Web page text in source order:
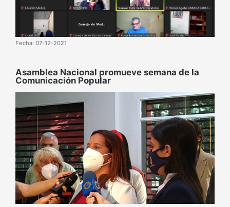
Fecha: 07-12-2021
Asamblea Nacional promueve semana de la
Comunicación Popular